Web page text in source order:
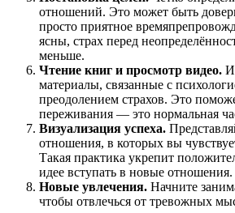
отношений. Это может быть
просто приятное
ясны, страх перед
меньше.
Чтение книг и просмотр видео.
материалы, связанные с
преодолением страхов. Это
переживания — это нормальная
Визуализация успеха.
отношения, в которых вы
Такая практика укрепит
идее вступать в новые отношения.
Новые увлечения. Начните
чтобы отвлечься от тревожных